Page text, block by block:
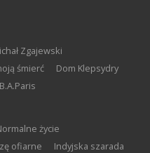
Michał Zgajewski
śmierć
Dom Klepsydry
Normalne życie
ofiarne
Indyjska szarada